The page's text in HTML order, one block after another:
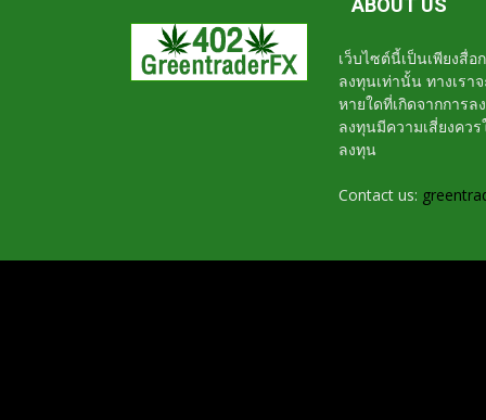
ABOUT US
เว็บไซต์นี้เป็นเพียงสื่
ลงทุนเท่านั้น ทางเรา
หายใดที่เกิดจากการ
ลงทุนมีความเสี่ยงค
ลงทุน
Contact us: